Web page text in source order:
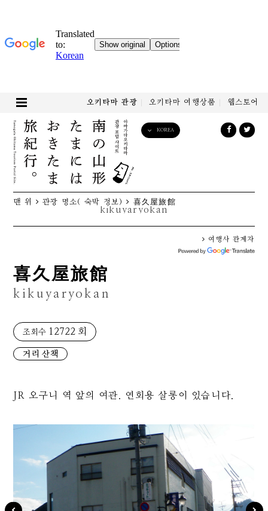
오키타마 관광 오키타마 여행상품 웹스토어
KOREA
맨 위 관광 명소( 숙박 정보) 喜久屋旅館
kikuyaryokan
여행사 관계자
喜久屋旅館
kikuyaryokan
조회수 12722 회
거리 산책
JR 오구니 역 앞의 여관. 연회용 살롱이 있습니다.